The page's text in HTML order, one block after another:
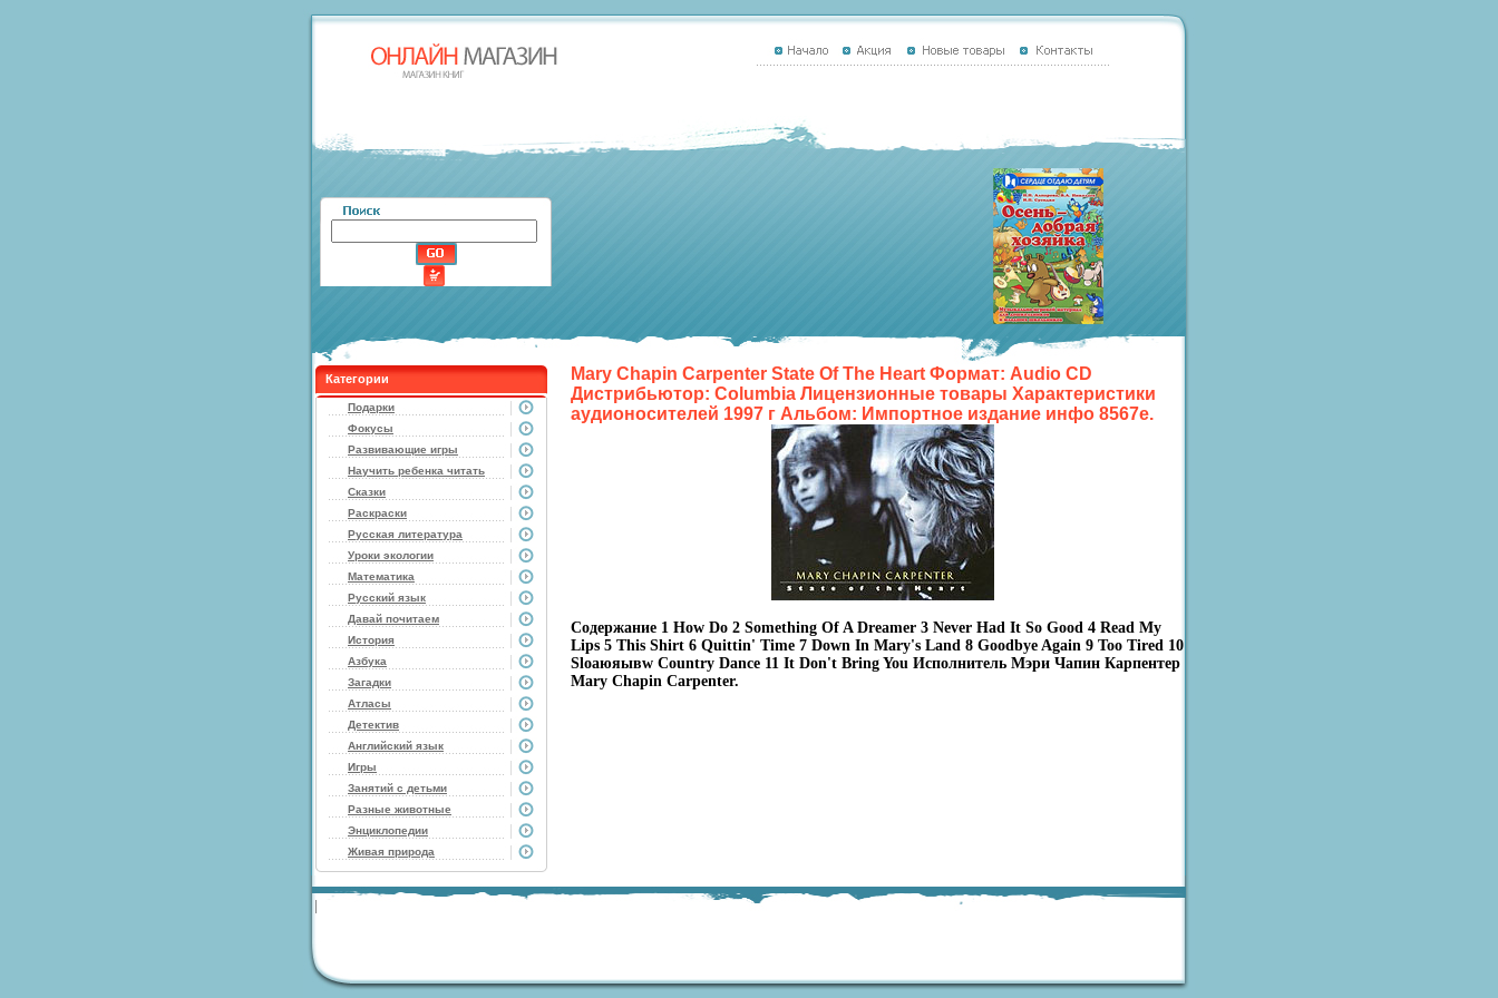
Категории
Подарки
Фокусы
Развивающие игры
Научить ребенка читать
Сказки
Раскраски
Русская литература
Уроки экологии
Математика
Русский язык
Давай почитаем
История
Азбука
Загадки
Атласы
Детектив
Английский язык
Игры
Занятий с детьми
Разные животные
Энциклопедии
Живая природа
Mary Chapin Carpenter State Of The Heart Формат: Audio CD
Дистрибьютор: Columbia Лицензионные товары Характеристики
аудионосителей 1997 г Альбом: Импортное издание инфо 8567e.
Содержание 1 How Do 2 Something Of A Dreamer 3 Never Had It So Good 4 Read My
Lips 5 This Shirt 6 Quittin' Time 7 Down In Mary's Land 8 Goodbye Again 9 Too Tired 10
Sloаюяывw Country Dance 11 It Don't Bring You Исполнитель Мэри Чапин Карпентер
Mary Chapin Carpenter.